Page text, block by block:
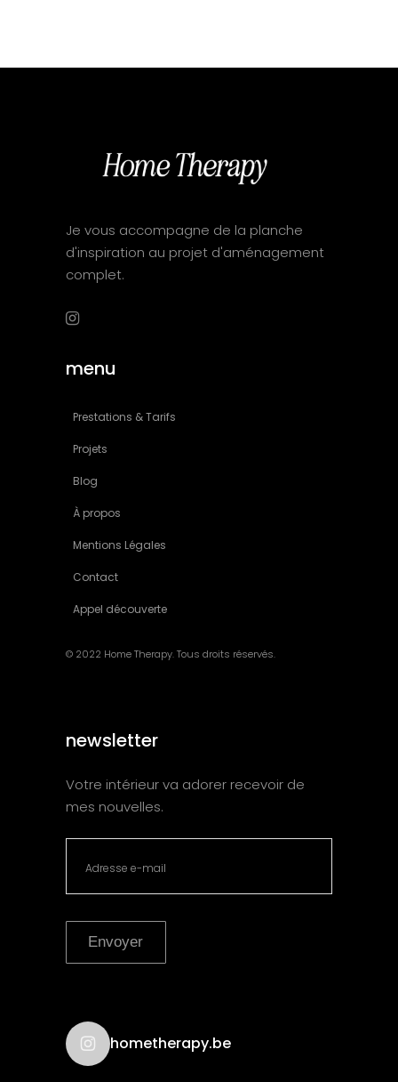
Je vous accompagne de la planche
d'inspiration au projet d'aménagement
complet.
menu
Prestations & Tarifs
Projets
Blog
À propos
Mentions Légales
Contact
Appel découverte
© 2022 Home Therapy. Tous droits réservés.
newsletter
Votre intérieur va adorer recevoir de
mes nouvelles.
Envoyer
hometherapy.be